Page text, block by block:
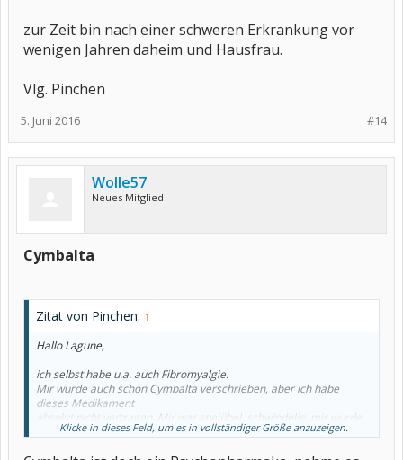
zur Zeit bin nach einer schweren Erkrankung vor
wenigen Jahren daheim und Hausfrau.
Vlg. Pinchen
#14
5. Juni 2016
Wolle57
Neues Mitglied
Cymbalta
Zitat von Pinchen: ↑
Hallo Lagune,
ich selbst habe u.a. auch Fibromyalgie.
Mir wurde auch schon Cymbalta verschrieben, aber ich habe
dieses Medikament
absolut nicht vertragen. Mir war speiübel, schwindelig, mir wurde
heiß und kalt,
Klicke in dieses Feld, um es in vollständiger Größe anzuzeigen.